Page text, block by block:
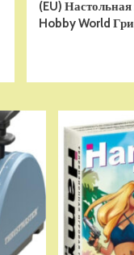
(EU) Настольная
Hobby World